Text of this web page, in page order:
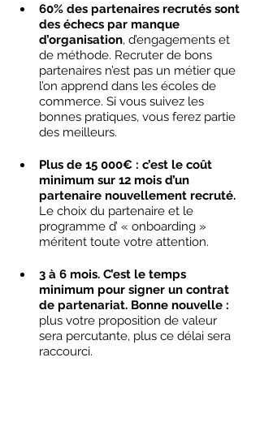
60% des partenaires recrutés sont
des échecs par manque
d’organisation, d’engagements et
de méthode. Recruter de bons
partenaires n’est pas un métier que
l’on apprend dans les écoles de
commerce. Si vous suivez les
bonnes pratiques, vous ferez partie
des meilleurs.
Plus de 15 000€ : c’est le coût
minimum sur 12 mois d’un
partenaire nouvellement recruté.
Le choix du partenaire et le
programme d’ « onboarding »
méritent toute votre attention.
3 à 6 mois. C’est le temps
minimum pour signer un contrat
de partenariat. Bonne nouvelle :
plus votre proposition de valeur
sera percutante, plus ce délai sera
raccourci.